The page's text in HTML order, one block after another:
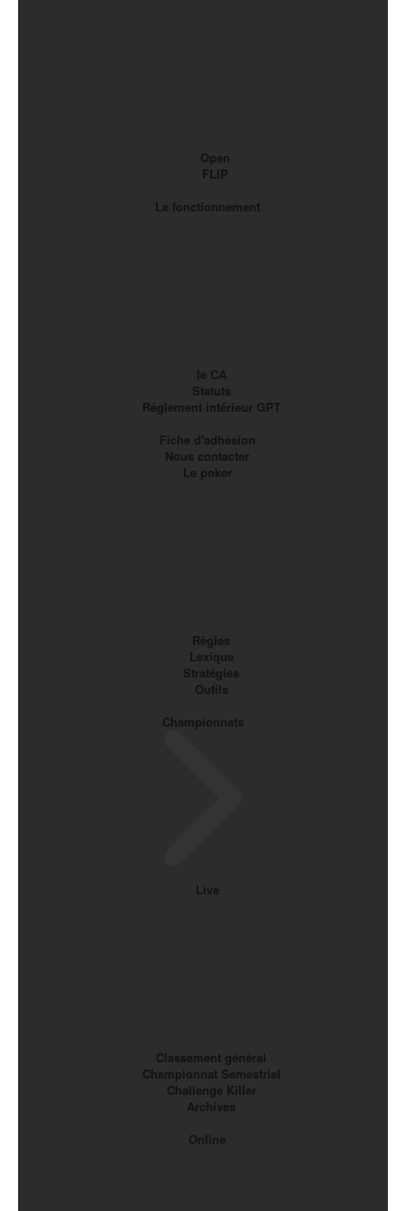
Open
FLIP
Le fonctionnement
le CA
Statuts
Réglement intérieur GPT
Fiche d'adhésion
Nous contacter
Le poker
Règles
Lexique
Stratégies
Outils
Championnats
Live
Classement général
Championnat Semestriel
Challenge Killer
Archives
Online